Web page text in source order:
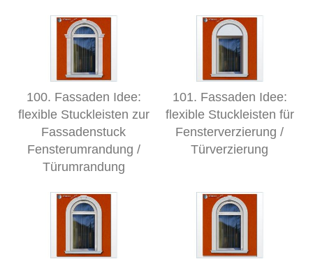
100. Fassaden Idee:
flexible Stuckleisten zur
Fassadenstuck
Fensterumrandung /
Türumrandung
101. Fassaden Idee:
flexible Stuckleisten für
Fensterverzierung /
Türverzierung